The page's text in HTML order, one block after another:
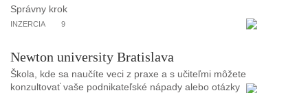
Správny krok
INZERCIA 9
Newton university Bratislava
Škola, kde sa naučíte veci z praxe a s učiteľmi môžete
konzultovať vaše podnikateľské nápady alebo otázky